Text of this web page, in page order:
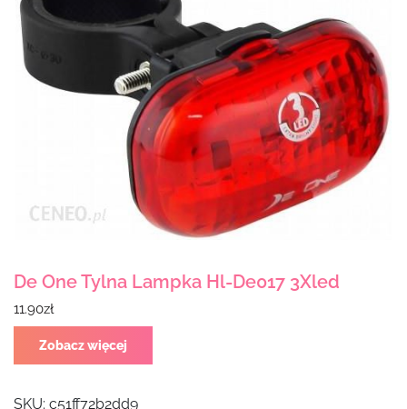
De One Tylna Lampka Hl-De017 3Xled
11.90zł
Zobacz więcej
SKU: c51ff72b2dd9